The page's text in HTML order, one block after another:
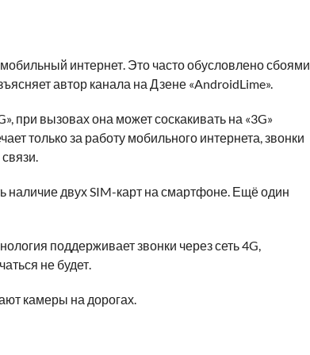
интернет. Это часто обусловлено сбоями
автор канала на Дзене «AndroidLime».
при вызовах она может соскакивать на «3G»
только за работу мобильного интернета, звонки
наличие двух SIM-карт на смартфоне. Ещё один
поддерживает звонки через сеть 4G,
не будет.
камеры на дорогах.